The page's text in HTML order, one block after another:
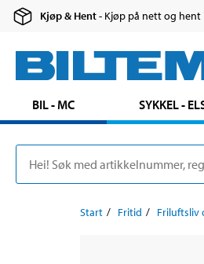
Kjøp & Hent- Kjøp på nett og hent
BIL - MC SYKKEL -
Start Fritid Friluftsliv